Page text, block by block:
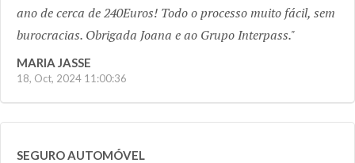
ano de cerca de 240Euros! Todo o processo muito fácil, sem
burocracias. Obrigada Joana e ao Grupo Interpass.
MARIA JASSE
18, Oct, 2024 11:00:36
SEGURO AUTOMÓVEL